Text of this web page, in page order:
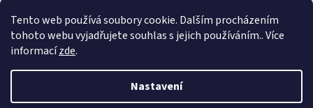
Tento web používá soubory cookie. Dalším procházením
tohoto webu vyjadřujete souhlas s jejich používáním.. Více
informacízde.
Nastavení